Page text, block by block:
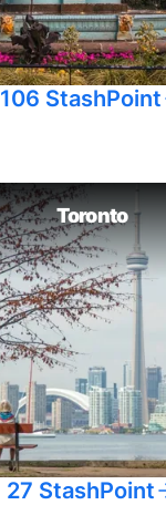
106 StashPoint
Toronto
27 StashPoint